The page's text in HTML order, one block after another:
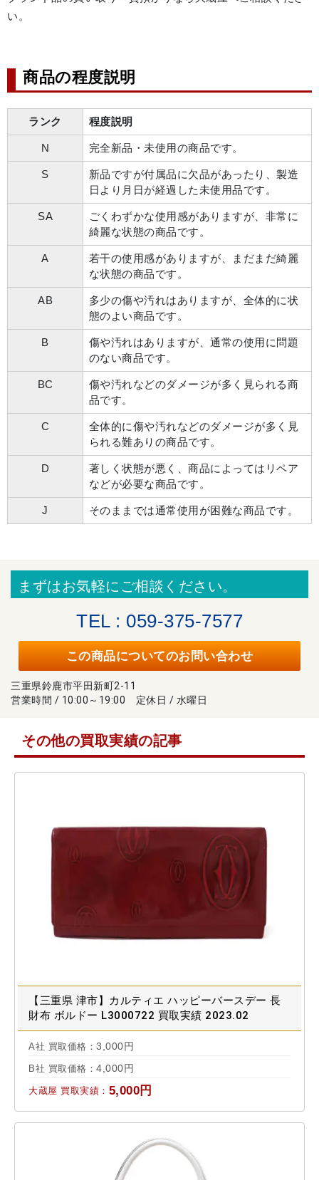
い。
商品の程度説明
ランク 程度説明
N 完全新品・未使用の商品です。
S
新品ですが付属品に欠品があったり、製造
日より月日が経過した未使用品です。
SA
ごくわずかな使用感がありますが、非常に
綺麗な状態の商品です。
A
若干の使用感がありますが、まだまだ綺麗
な状態の商品です。
AB
多少の傷や汚れはありますが、全体的に状
態のよい商品です。
B
傷や汚れはありますが、通常の使用に問題
のない商品です。
BC
傷や汚れなどのダメージが多く見られる商
品です。
C
全体的に傷や汚れなどのダメージが多く見
られる難ありの商品です。
D
著しく状態が悪く、商品によってはリペア
などが必要な商品です。
J そのままでは通常使用が困難な商品です。
まずはお気軽にご相談ください。
TEL : 059-375-7577
この商品についてのお問い合わせ
三重県鈴鹿市平田新町2-11
営業時間 / 10:00～19:00 定休日 / 水曜日
その他の買取実績の記事
【三重県 津市】カルティエ ハッピーバースデー 長
財布 ボルドー L3000722 買取実績 2023.02
A社 買取価格： 3,000円
B社 買取価格： 4,000円
大蔵屋 買取実績： 5,000円